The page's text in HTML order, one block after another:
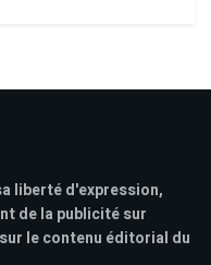
liberté d'expression,
de la publicité sur
le contenu éditorial du